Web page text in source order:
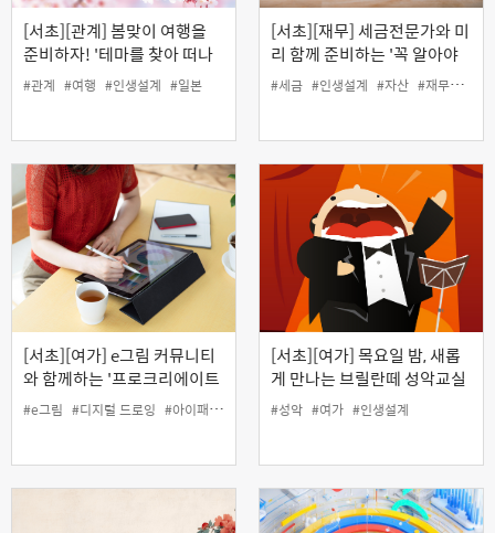
[서초][관계] 봄맞이 여행을
준비하자! '테마를 찾아 떠나
는 일본여행'
#관계 #여행 #인생설계 #일본
[서초][재무] 세금전문가와 미
리 함께 준비하는 '꼭 알아야
할 자산관리와 절세 전략'
#세금 #인생설계 #자산 #재무 #절세
[서초][여가] e그림 커뮤니티
와 함께하는 '프로크리에이트
로 레더 코스터 만들기'
#e그림 #디지털 드로잉 #아이패드 #인생설계 #커뮤니티
[서초][여가] 목요일 밤, 새롭
게 만나는 브릴란떼 성악교실
#성악 #여가 #인생설계